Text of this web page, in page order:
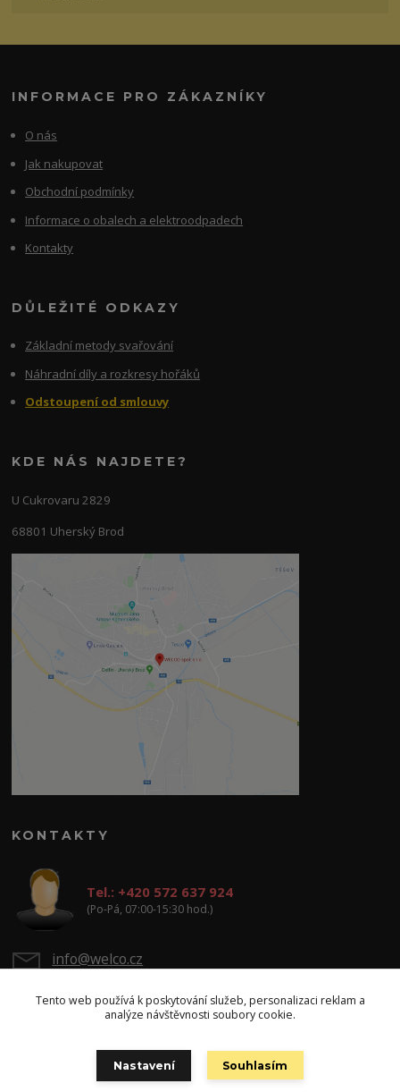
INFORMACE PRO ZÁKAZNÍKY
O nás
Jak nakupovat
Obchodní podmínky
Informace o obalech a elektroodpadech
Kontakty
DŮLEŽITÉ ODKAZY
Základní metody svařování
Náhradní díly a rozkresy hořáků
Odstoupení od smlouvy
KDE NÁS NAJDETE?
U Cukrovaru 2829
68801 Uherský Brod
KONTAKTY
Tel.: +420 572 637 924
(Po-Pá, 07:00-15:30 hod.)
info@welco.cz
Tento web používá k poskytování služeb, personalizaci reklam a
analýze návštěvnosti soubory cookie.
Nastavení Souhlasím